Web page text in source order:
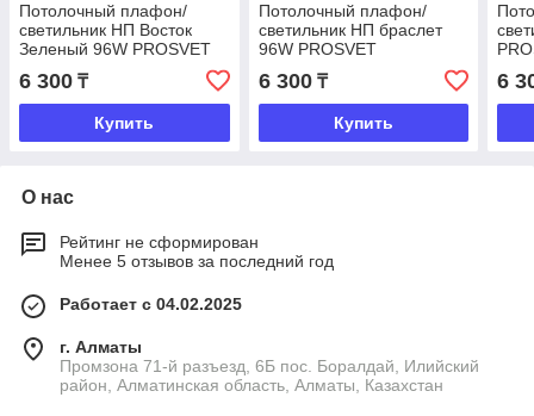
Потолочный плафон/
светильник НП Восток
Зеленый 96W PROSVET
6 300 ₸
Купить
Потолочный плафон/
светильник НП браслет
96W PROSVET
6 300₸
Купить
6
О нас
Рейтинг не сформирован
Менее 5 отзывов за последний год
Работает с 04.02.2025
г. Алматы
Промзона 71-й разъезд, 6Б пос. Боралдай, Илийский
район, Алматинская область, Алматы, Казахстан